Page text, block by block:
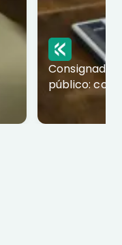
Consignado
público: